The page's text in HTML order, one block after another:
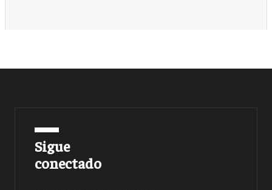
Sigue
conectado